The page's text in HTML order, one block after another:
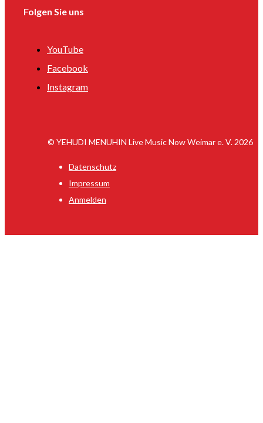
Folgen Sie uns
YouTube
Facebook
Instagram
© YEHUDI MENUHIN Live Music Now Weimar e. V. 2026
Datenschutz
Impressum
Anmelden